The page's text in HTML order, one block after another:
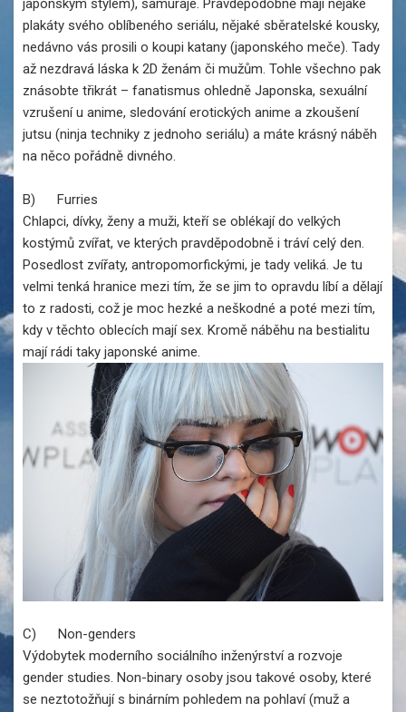
japonským stylem), samuraje. Pravděpodobně mají nějaké
plakáty svého oblíbeného seriálu, nějaké sběratelské kousky,
nedávno vás prosili o koupi katany (japonského meče). Tady
až nezdravá láska k 2D ženám či mužům. Tohle všechno pak
znásobte třikrát – fanatismus ohledně Japonska, sexuální
vzrušení u anime, sledování erotických anime a zkoušení
jutsu (ninja techniky z jednoho seriálu) a máte krásný náběh
na něco pořádně divného.
B) Furries
Chlapci, dívky, ženy a muži, kteří se oblékají do velkých
kostýmů zvířat, ve kterých pravděpodobně i tráví celý den.
Posedlost zvířaty, antropomorfickými, je tady veliká. Je tu
velmi tenká hranice mezi tím, že se jim to opravdu líbí a dělají
to z radosti, což je moc hezké a neškodné a poté mezi tím,
kdy v těchto oblecích mají sex. Kromě náběhu na bestialitu
mají rádi taky japonské anime.
C) Non-genders
Výdobytek moderního sociálního inženýrství a rozvoje
gender studies. Non-binary osoby jsou takové osoby, které
se neztotožňují s binárním pohledem na pohlaví (muž a